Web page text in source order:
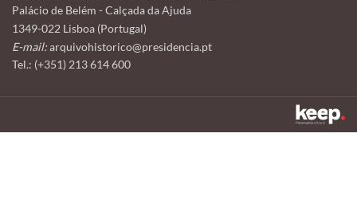
Palácio de Belém - Calçada da Ajuda
1349-022 Lisboa (Portugal)
E-mail:arquivohistorico@presidencia.pt
Tel.: (+351) 213 614 600